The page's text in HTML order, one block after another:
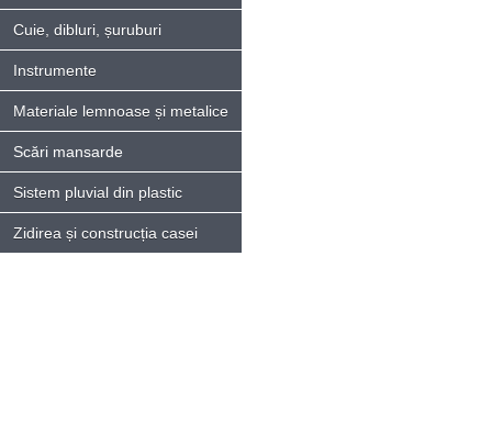
Cuie, dibluri, șuruburi
Instrumente
Materiale lemnoase și metalice
Scări mansarde
Sistem pluvial din plastic
Zidirea și construcția casei